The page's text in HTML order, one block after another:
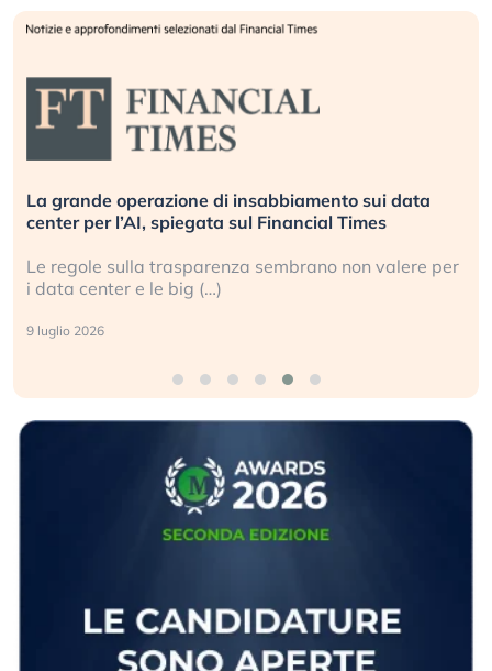
La grande operazione di insabbiamento sui data
center per l’AI, spiegata sul Financial Times
Le regole sulla trasparenza sembrano non valere per
i data center e le big (…)
9 luglio 2026